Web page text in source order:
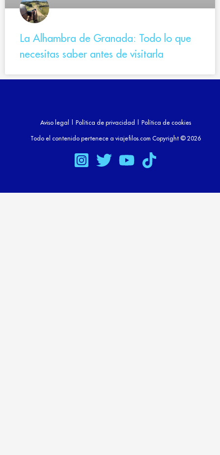
La Alhambra de Granada: Todo lo que
necesitas saber antes de visitarla
Aviso legal Política de privacidad Política de cookies
Todo el contenido pertenece a viajefilos.com Copyright © 2026